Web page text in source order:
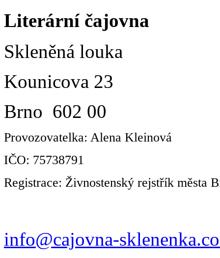
Literární čajovna
Skleněná louka
Kounicova 23
Brno 602 00
Provozovatelka: Alena Kleinová
IČO: 75738791
Registrace: Živnostenský rejstřík města
info@cajovna-